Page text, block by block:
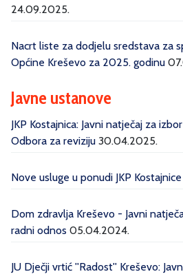
24.09.2025.
Nacrt liste za dodjelu sredstava za
Općine Kreševo za 2025. godinu
Javne ustanove
JKP Kostajnica: Javni natječaj za
Odbora za reviziju 30.04.2025.
Nove usluge u ponudi JKP Kostajnice
Dom zdravlja Kreševo - Javni
radni odnos 05.04.2024.
JU Dječji vrtić ''Radost'' Kreševo: